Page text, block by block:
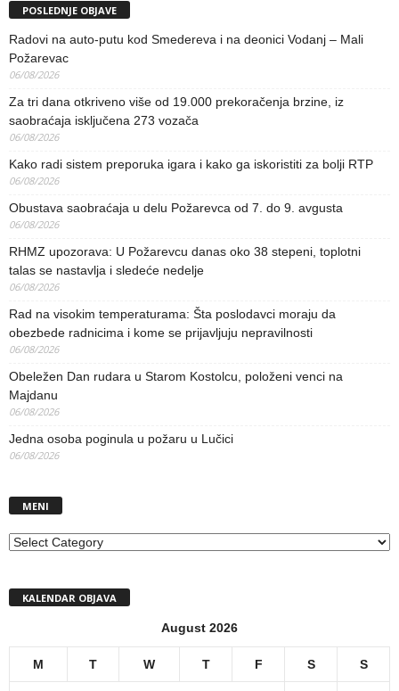
POSLEDNJE OBJAVE
Radovi na auto-putu kod Smedereva i na deonici Vodanj – Mali
Požarevac
06/08/2026
Za tri dana otkriveno više od 19.000 prekoračenja brzine, iz
saobraćaja isključena 273 vozača
06/08/2026
Kako radi sistem preporuka igara i kako ga iskoristiti za bolji RTP
06/08/2026
Obustava saobraćaja u delu Požarevca od 7. do 9. avgusta
06/08/2026
RHMZ upozorava: U Požarevcu danas oko 38 stepeni, toplotni
talas se nastavlja i sledeće nedelje
06/08/2026
Rad na visokim temperaturama: Šta poslodavci moraju da
obezbede radnicima i kome se prijavljuju nepravilnosti
06/08/2026
Obeležen Dan rudara u Starom Kostolcu, položeni venci na
Majdanu
06/08/2026
Jedna osoba poginula u požaru u Lučici
06/08/2026
MENI
MENI
KALENDAR OBJAVA
August 2026
M T W T F S S